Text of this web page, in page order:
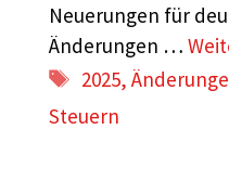
Neuerungen für
Änderungen …
Schlagwörter
2025,
Steuern